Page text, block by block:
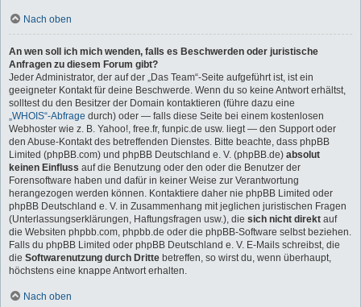
Nach oben
An wen soll ich mich wenden, falls es Beschwerden oder juristische
Anfragen zu diesem Forum gibt?
Jeder Administrator, der auf der „Das Team“-Seite aufgeführt ist, ist ein
geeigneter Kontakt für deine Beschwerde. Wenn du so keine Antwort erhältst,
solltest du den Besitzer der Domain kontaktieren (führe dazu eine
„WHOIS“-Abfrage durch) oder — falls diese Seite bei einem kostenlosen
Webhoster wie z. B. Yahoo!, free.fr, funpic.de usw. liegt — den Support oder
den Abuse-Kontakt des betreffenden Dienstes. Bitte beachte, dass phpBB
Limited (phpBB.com) und phpBB Deutschland e. V. (phpBB.de) absolut
keinen Einfluss auf die Benutzung oder den oder die Benutzer der
Forensoftware haben und dafür in keiner Weise zur Verantwortung
herangezogen werden können. Kontaktiere daher nie phpBB Limited oder
phpBB Deutschland e. V. in Zusammenhang mit jeglichen juristischen Fragen
(Unterlassungserklärungen, Haftungsfragen usw.), die sich nicht direkt auf
die Websiten phpbb.com, phpbb.de oder die phpBB-Software selbst beziehen.
Falls du phpBB Limited oder phpBB Deutschland e. V. E-Mails schreibst, die
die Softwarenutzung durch Dritte betreffen, so wirst du, wenn überhaupt,
höchstens eine knappe Antwort erhalten.
Nach oben